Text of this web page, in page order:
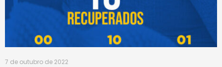
7 de outubro de 2022